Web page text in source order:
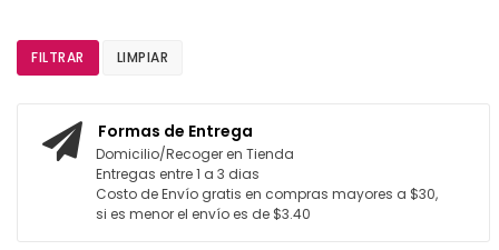
FILTRAR LIMPIAR
Formas de Entrega
Domicilio/Recoger en Tienda
Entregas entre 1 a 3 dias
Costo de Envío gratis en compras mayores a $30,
si es menor el envío es de $3.40